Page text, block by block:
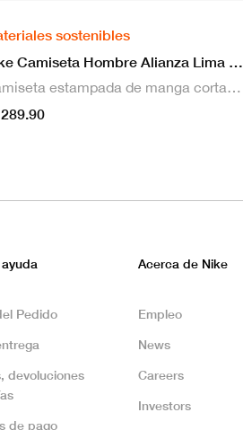
sostenibles
Nike Camiseta Hombre Alianza Lima 2026 Local
Camiseta estampada de manga corta masculina Nike Dri-FIT de Alianza Lima Stadium para hombre
Pedido
devoluciones
de pago
Acerca de Nike
Empleo
News
Careers
Investors